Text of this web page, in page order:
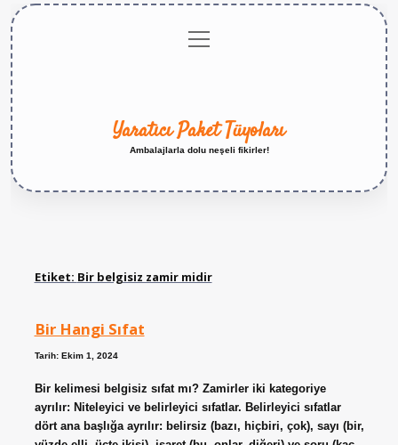
menüyü
aç
Yaratıcı Paket Tüyoları
Ambalajlarla dolu neşeli fikirler!
Etiket: Bir belgisiz zamir midir
Bir Hangi Sıfat
Tarih: Ekim 1, 2024
Bir kelimesi belgisiz sıfat mı? Zamirler iki kategoriye
ayrılır: Niteleyici ve belirleyici sıfatlar. Belirleyici sıfatlar
dört ana başlığa ayrılır: belirsiz (bazı, hiçbiri, çok), sayı (bir,